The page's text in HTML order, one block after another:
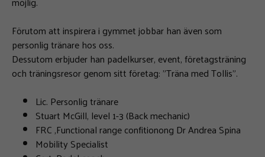
Förutom att inspirera i gymmet jobbar han även som
personlig tränare hos oss.
Dessutom erbjuder han padelkurser, event, företagsträning
och träningsresor genom sitt företag: ”Träna med Tollis”.
Lic. Personlig tränare
Stuart McGill, level 1-3 (Back mechanic)
FRC ,Functional range confitionong Dr Andrea Spina
Mobility Specialist